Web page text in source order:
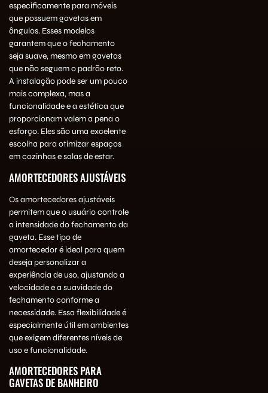
especificamente para móveis
que possuem gavetas em
ângulos. Esses modelos
garantem que o fechamento
seja suave, mesmo em gavetas
que não seguem o padrão reto.
A instalação pode ser um pouco
mais complexa, mas a
funcionalidade e a estética que
proporcionam valem a pena o
esforço. Eles são uma excelente
escolha para otimizar espaços
em cozinhas e salas de estar.
AMORTECEDORES AJUSTÁVEIS
Os amortecedores ajustáveis
permitem que o usuário controle
a intensidade do fechamento da
gaveta. Esse tipo de
amortecedor é ideal para quem
deseja personalizar a
experiência de uso, ajustando a
velocidade e a suavidade do
fechamento conforme a
necessidade. Essa flexibilidade é
especialmente útil em ambientes
que exigem diferentes níveis de
uso e funcionalidade.
AMORTECEDORES PARA
GAVETAS DE BANHEIRO